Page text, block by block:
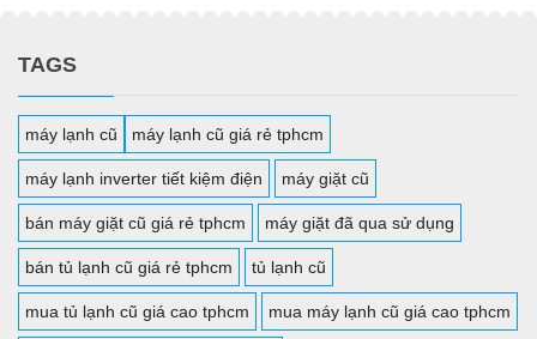
TAGS
máy lạnh cũ máy lạnh cũ giá rẻ tphcm
máy lạnh inverter tiết kiệm điện máy giặt cũ
bán máy giặt cũ giá rẻ tphcm máy giặt đã qua sử dụng
bán tủ lạnh cũ giá rẻ tphcm tủ lạnh cũ
mua tủ lạnh cũ giá cao tphcm mua máy lạnh cũ giá cao tphcm